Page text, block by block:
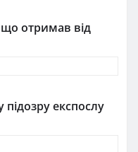
отримав від
експослу